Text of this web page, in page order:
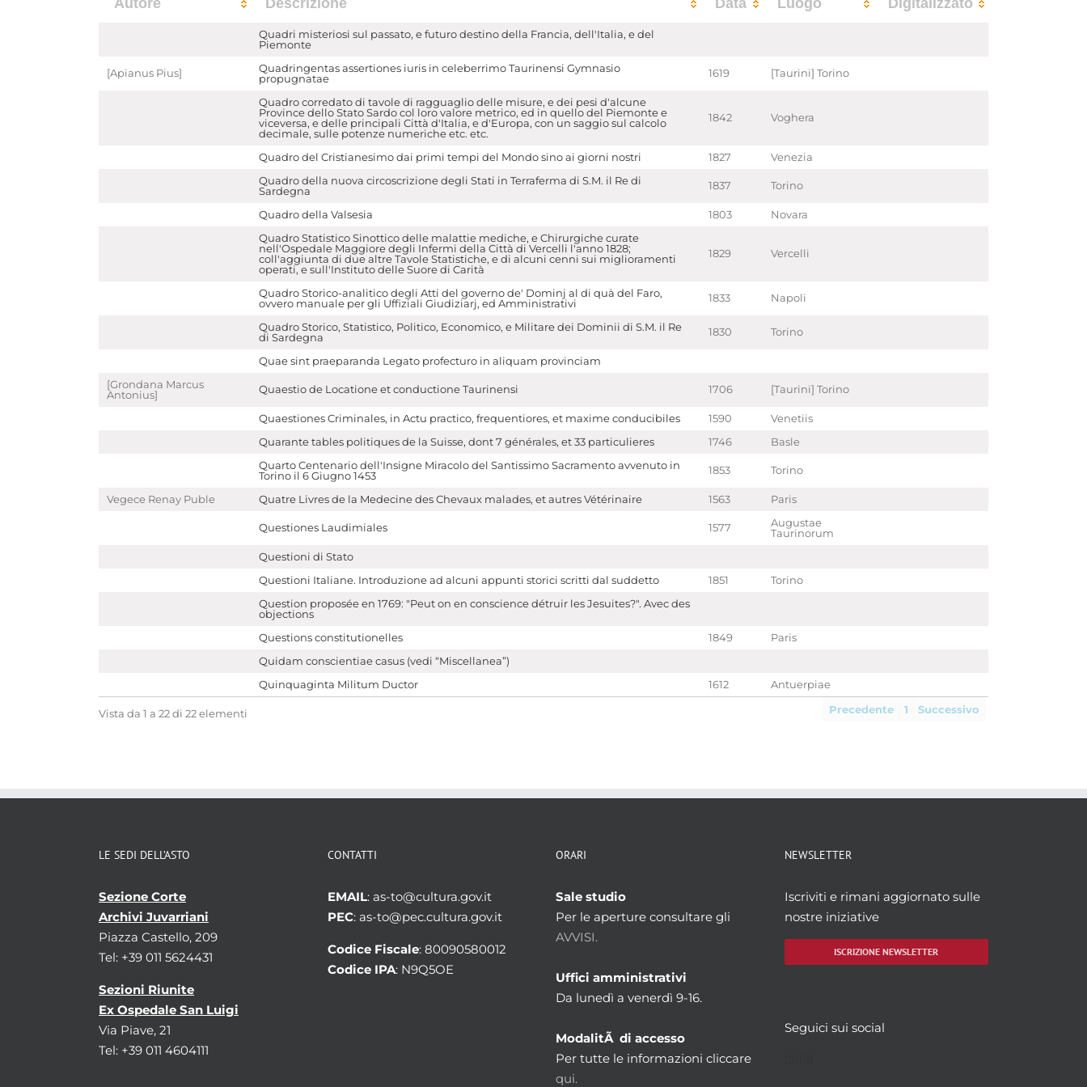
Autore Descrizione Data Luogo Digitalizzato
Quadri misteriosi sul passato, e futuro destino della Francia, dell'Italia, e del
Piemonte
[Apianus Pius]
Quadringentas assertiones iuris in celeberrimo Taurinensi Gymnasio
propugnatae
1619 [Taurini] Torino
Quadro corredato di tavole di ragguaglio delle misure, e dei pesi d'alcune
Province dello Stato Sardo col loro valore metrico, ed in quello del Piemonte e
viceversa, e delle principali Città d'Italia, e d'Europa, con un saggio sul calcolo
decimale, sulle potenze numeriche etc. etc.
1842 Voghera
Quadro del Cristianesimo dai primi tempi del Mondo sino ai giorni nostri 1827
Venezia
Quadro della nuova circoscrizione degli Stati in Terraferma di S.M. il Re di
Sardegna
1837 Torino
Quadro della Valsesia 1803
Novara
Quadro Statistico Sinottico delle malattie mediche, e Chirurgiche curate
nell'Ospedale Maggiore degli Infermi della Città di Vercelli l'anno 1828;
coll'aggiunta di due altre Tavole Statistiche, e di alcuni cenni sui miglioramenti
operati, e sull'Instituto delle Suore di Carità
1829 Vercelli
Quadro Storico-analitico degli Atti del governo de' Dominj al di quà del Faro,
ovvero manuale per gli Uffiziali Giudiziarj, ed Amministrativi
1833 Napoli
Quadro Storico, Statistico, Politico, Economico, e Militare dei Dominii di S.M. il Re
di Sardegna
1830 Torino
Quae sint praeparanda Legato profecturo in aliquam provinciam
[Grondana Marcus
Antonius]
Quaestio de Locatione et conductione Taurinensi 1706 [Taurini] Torino
Quaestiones Criminales, in Actu practico, frequentiores, et maxime conducibiles 1590
Venetiis
Quarante tables politiques de la Suisse, dont 7 générales, et 33 particulieres
1746
Basle
Quarto Centenario dell'Insigne Miracolo del Santissimo Sacramento avvenuto in
Torino il 6 Giugno 1453
1853 Torino
Vegece Renay Puble Quatre Livres de la Medecine des Chevaux malades, et autres Vétérinaire 1563 Paris
Questiones Laudimiales 1577
Augustae
Taurinorum
Questioni di Stato
Questioni Italiane. Introduzione ad alcuni appunti storici scritti dal suddetto
1851
Torino
Question proposée en 1769: "Peut on en conscience détruir les Jesuites?". Avec des
objections
Questions constitutionelles
1849
Paris
Quidam conscientiae casus (vedi “Miscellanea”)
Quinquaginta Militum Ductor
1612 Antuerpiae
Vista da 1 a 22 di 22 elementi Precedente 1 Successivo
LE SEDI DELL’ASTO
Sezione Corte
Archivi Juvarriani
Piazza Castello, 209
Tel: +39 011 5624431
Sezioni Riunite
Ex Ospedale San Luigi
Via Piave, 21
Tel: +39 011 4604111
CONTATTI
EMAIL: as-to@cultura.gov.it
PEC: as-to@pec.cultura.gov.it
Codice Fiscale: 80090580012
Codice IPA: N9Q5OE
ORARI
Sale studio
Per le aperture consultare gli
AVVISI.
Uffici amministrativi
Da lunedì a venerdì 9-16.
ModalitÃ di accesso
Per tutte le informazioni cliccare
qui.
NEWSLETTER
Iscriviti e rimani aggiornato sulle
nostre iniziative
ISCRIZIONE NEWSLETTER
Seguici sui social